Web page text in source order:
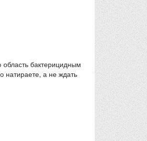
бактерицидным
натираете, а не ждать